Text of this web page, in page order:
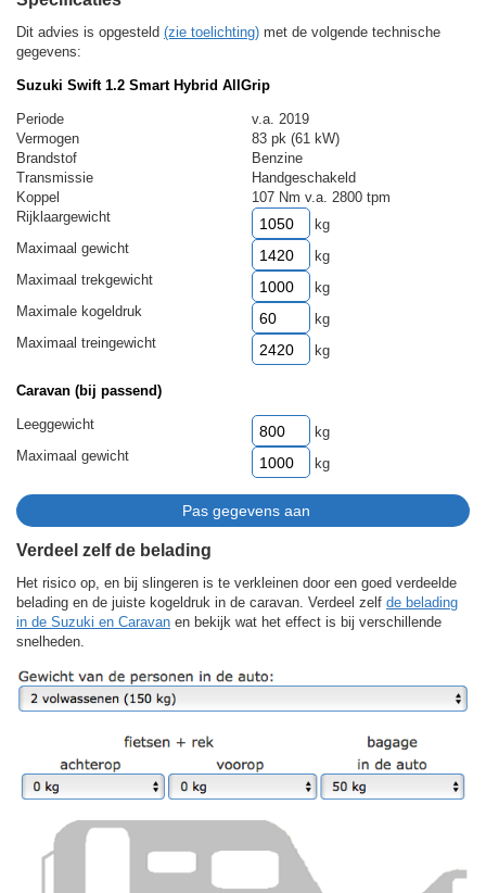
Dit advies is opgesteld (zie toelichting) met de volgende technische
gegevens:
Suzuki Swift 1.2 Smart Hybrid AllGrip
Periode
v.a. 2019
Vermogen
83 pk (61 kW)
Brandstof
Benzine
Transmissie
Handgeschakeld
Koppel
107 Nm v.a. 2800 tpm
Rijklaargewicht
kg
Maximaal gewicht
kg
Maximaal trekgewicht
kg
Maximale kogeldruk
kg
Maximaal treingewicht
kg
Caravan (bij passend)
Leeggewicht
kg
Maximaal gewicht
kg
Verdeel zelf de belading
Het risico op, en bij slingeren is te verkleinen door een goed verdeelde
belading en de juiste kogeldruk in de caravan. Verdeel zelf de belading
in de Suzuki en Caravan en bekijk wat het effect is bij verschillende
snelheden.